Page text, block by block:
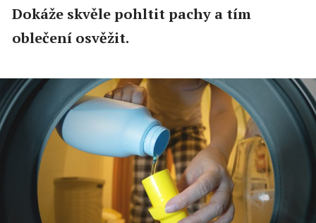
Dokáže skvěle pohltit pachy a tím
oblečení osvěžit.